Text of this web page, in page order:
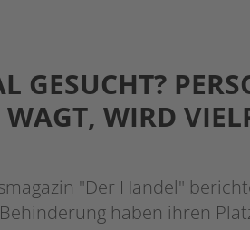
GESUCHT?
WIRD
"Der Handel"
haben ihren